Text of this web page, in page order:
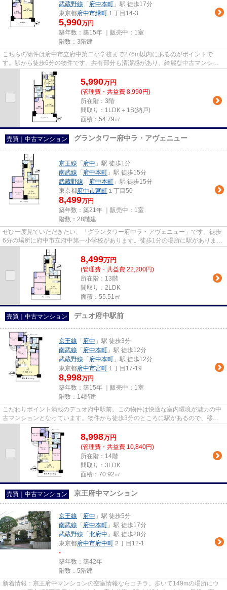
武蔵野線 「 府中本町 」駅 徒歩17分
東京都府中市緑町 １丁目14-3
5,990万円
築年数：築15年 ｜販売中： 1室
階数：3階建
こちらの物件は府中市立府中第二小学校まで276m以内にあるのがポイントで
す。駅から徒歩6分の物件です。共有部分も清潔感があり、綺麗な中古マンショ
ンです。不動産を購入するなら、府...
5,990万円
(管理費・共益費 8,990円)
所在階：3階
間取り：1LDK＋1S(納戸)
面積：54.79㎡
売買｜中古マンション グランタワー府中ラ・アヴェニュー
京王線 「 府中 」駅 徒歩1分
南武線 「 府中本町 」駅 徒歩15分
武蔵野線 「 府中本町 」駅 徒歩15分
東京都府中市宮町 １丁目50
8,499万円
築年数：築21年 ｜販売中： 1室
階数：28階建
ぜひ一度見ていただきたい、「グランタワー府中ラ・アヴェニュー」です。徒歩
6分の場所に府中市立府中第一小学校があります。徒歩1分の場所に駅がありま
す。こちらはタワーマンション...
8,499万円
(管理費・共益費 22,200円)
所在階：13階
間取り：2LDK
面積：55.51㎡
売買｜中古マンション デュオ府中駅前
京王線 「 府中 」駅 徒歩3分
南武線 「 府中本町 」駅 徒歩12分
武蔵野線 「 府中本町 」駅 徒歩12分
東京都府中市宮町 １丁目17-19
8,998万円
築年数：築15年 ｜販売中： 1室
階数：14階建
こだわりポイント満載のデュオ府中駅前。この物件は快適な室内環境が魅力の中
古マンションとなっています。物件から徒歩3分のところに駅があるので、移動
時間に余裕を持つことができま...
8,998万円
(管理費・共益費 10,840円)
所在階：14階
間取り：3LDK
面積：70.92㎡
売買｜中古マンション 京王府中マンション
京王線 「 府中 」駅 徒歩5分
南武線 「 府中本町 」駅 徒歩17分
武蔵野線 「 北府中 」駅 徒歩20分
東京都府中市府中町 ２丁目12-1
-
築年数：築42年
階数：5階建
新着情報：京王府中マンションの空室情報ならコチラ。歩いて149mの場所にウ